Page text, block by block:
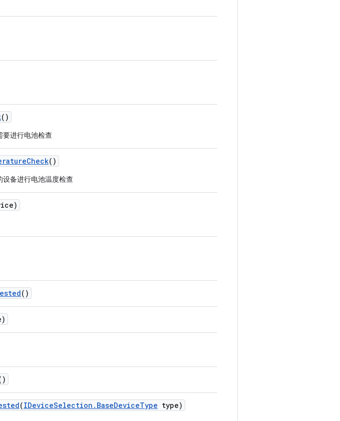
()
要进行电池检查
Check()
备进行电池温度检查
()
(IDeviceSelection . BaseDeviceType type)